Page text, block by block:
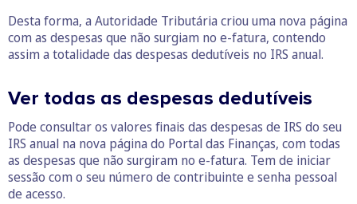
Desta forma, a Autoridade Tributária criou uma nova página
com as despesas que não surgiam no e-fatura, contendo
assim a totalidade das despesas dedutíveis no IRS anual.
Ver todas as despesas dedutíveis
Pode consultar os valores finais das despesas de IRS do seu
IRS anual na nova página do Portal das Finanças, com todas
as despesas que não surgiram no e-fatura. Tem de iniciar
sessão com o seu número de contribuinte e senha pessoal
de acesso.